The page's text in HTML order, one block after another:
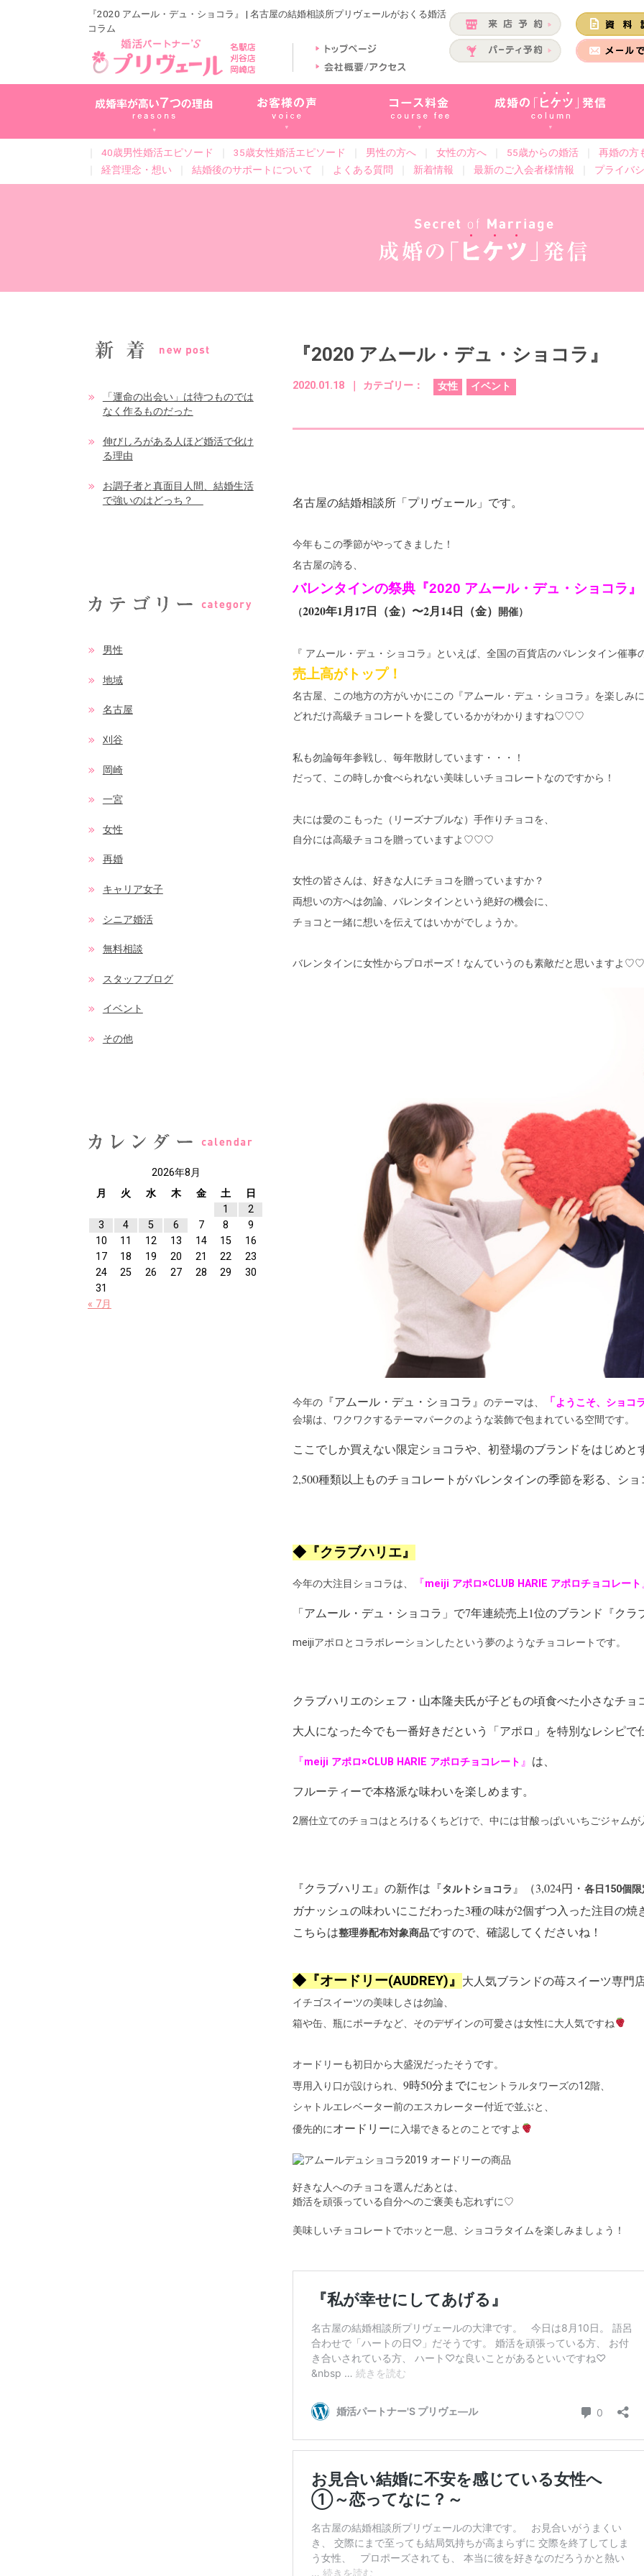
『2020 アムール・デュ・ショコラ』 | 名古屋の結婚相談所プリヴェールがおくる婚活
コラム
40歳男性婚活エピソード 35歳女性婚活エピソード 男性の方へ 女性の方へ 55歳からの婚活 再婚の方
経営理念・想い 結婚後のサポートについて よくある質問 新着情報 最新のご入会者様情報 プライバ
『2020 アムール・デュ・ショコラ』
2020.01.18 ｜ カテゴリー： 女性 イベント
名古屋の結婚相談所「プリヴェール」です。
今年もこの季節がやってきました！
名古屋の誇る、
バレンタインの祭典『2020 アムール・デュ・ショコラ』
（2020年1月17日（金）〜2月14日（金） 開催）
『 アムール・デュ・ショコラ』といえば、全国の百貨店のバレンタイン催事
売上高がトップ！
名古屋、この地方の方がいかにこの『アムール・デュ・ショコラ』を楽しみに
どれだけ高級チョコレートを愛しているかがわかりますね♡♡♡
私も勿論毎年参戦し、毎年散財しています・・・！
だって、この時しか食べられない美味しいチョコレートなのですから！
夫には愛のこもった（リーズナブルな）手作りチョコを、
自分には高級チョコを贈っていますよ♡♡♡
女性の皆さんは、好きな人にチョコを贈っていますか？
両想いの方へは勿論、バレンタインという絶好の機会に、
チョコと一緒に想いを伝えてはいかがでしょうか。
バレンタインに女性からプロポーズ！なんていうのも素敵だと思いますよ
今年の 『アムール・デュ・ショコラ』 のテーマは、 「ようこそ、ショコ
会場は、ワクワクするテーマパークのような装飾で包まれている空間です。
ここでしか買えない限定ショコラや、初登場のブランドをはじめと
2,500種類以上ものチョコレートがバレンタインの季節を彩る、ショ
◆『クラブハリエ』
今年の大注目ショコラは、 『meiji アポロ×CLUB HARIE アポロチョコレート
「アムール・デュ・ショコラ」で7年連続売上1位のブランド『クラ
meijiアポロとコラボレーションしたという夢のようなチョコレートです。
クラブハリエのシェフ・山本隆夫氏が子どもの頃食べた小さなチョ
大人になった今でも一番好きだという「アポロ」を特別なレシピで
『meiji アポロ×CLUB HARIE アポロチョコレート 』 は、
フルーティーで本格派な味わいを楽しめます。
2層仕立てのチョコはとろけるくちどけで、中には甘酸っぱいいちごジャムが
『クラブハリエ』の新作は『タルトショコラ 』（3,024円・ 各日150個限
ガナッシュの味わいにこだわった3種の味が2個ずつ入った注目の焼
こちらは整理券配布対象商品ですので、確認してくださいね！
◆『オードリー(AUDREY)』 大人気ブランドの苺スイーツ専門
イチゴスイーツの美味しさは勿論、
箱や缶、瓶にポーチなど、そのデザインの可愛さは女性に大人気ですね
オードリーも初日から大盛況だったそうです。
専用入り口が設けられ、 9時50分までにセントラルタワーズの12階、
シャトルエレベーター前のエスカレーター付近で並ぶと、
優先的にオードリーに入場できるとのことですよ
好きな人へのチョコを選んだあとは、
婚活を頑張っている自分へのご褒美も忘れずに♡
美味しいチョコレートでホッと一息、ショコラタイムを楽しみましょう！
「運命の出会い」は待つものでは
なく作るものだった
伸びしろがある人ほど婚活で化け
る理由
お調子者と真面目人間、結婚生活
で強いのはどっち？
男性
地域
名古屋
刈谷
岡崎
一宮
女性
再婚
キャリア女子
シニア婚活
無料相談
スタッフブログ
イベント
その他
2026年8月
月
火 水 木 金 土
日
1
2
3
4 5 6 7 8
9
10
11 12 13 14 15
16
17
18 19 20 21 22
23
24
25 26 27 28 29
30
31
« 7月